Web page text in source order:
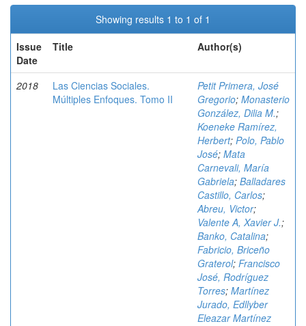
Showing results 1 to 1 of 1
Issue
Date
Title Author(s)
2018
Las Ciencias Sociales.
Múltiples Enfoques. Tomo II
Petit Primera, José
Gregorio; Monasterio
González, Dilia M.;
Koeneke Ramírez,
Herbert; Polo, Pablo
José; Mata
Carnevali, María
Gabriela; Balladares
Castillo, Carlos;
Abreu, Victor;
Valente A, Xavier J.;
Banko, Catalina;
Fabricio, Briceño
Graterol; Francisco
José, Rodríguez
Torres; Martínez
Jurado, Edllyber
Eleazar Martínez